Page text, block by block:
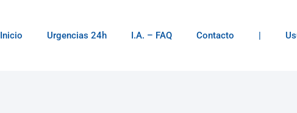
Inicio Urgencias 24h I.A. – FAQ Contacto |